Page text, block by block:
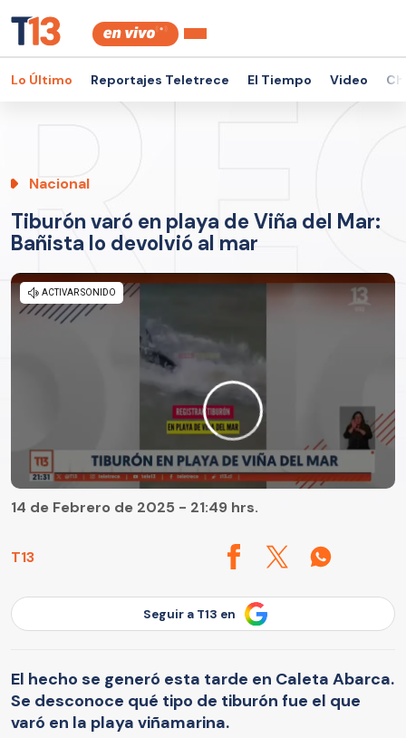
Lo Último Reportajes Teletrece El Tiempo Video
Nacional
Tiburón varó en playa de Viña del Mar:
Bañista lo devolvió al mar
T13
14 de Febrero de 2025 - 21:49 hrs.
Seguir a T13 en
El hecho se generó esta tarde en Caleta Abarca.
Se desconoce qué tipo de tiburón fue el que
varó en la playa viñamarina.